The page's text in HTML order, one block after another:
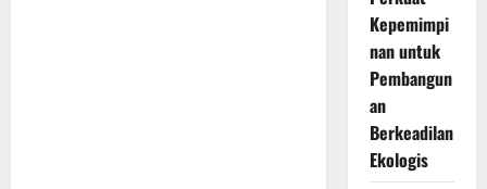
Kepemimpi
nan untuk
Pembangun
an
Berkeadilan
Ekologis